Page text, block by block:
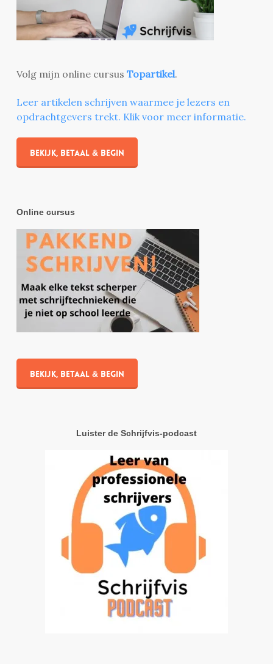
Volg mijn online cursus Topartikel.
Leer artikelen schrijven waarmee je lezers en
opdrachtgevers trekt. Klik voor meer informatie.
Bekijk, betaal & begin
Online cursus
Bekijk, betaal & begin
Luister de Schrijfvis-podcast